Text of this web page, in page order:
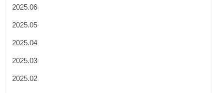
2025.06
2025.05
2025.04
2025.03
2025.02